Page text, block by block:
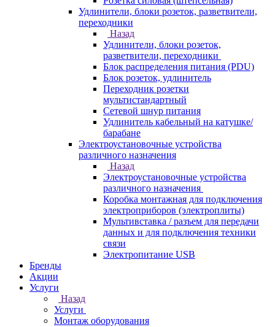
Удлинители, блоки розеток, разветвители,
переходники
Назад
Удлинители, блоки розеток,
разветвители, переходники
Блок распределения питания (PDU)
Блок розеток, удлинитель
Переходник розетки
мультистандартный
Сетевой шнур питания
Удлинитель кабельный на катушке/
барабане
Электроустановочные устройства
различного назначения
Назад
Электроустановочные устройства
различного назначения
Коробка монтажная для подключения
электроприборов (электроплиты)
Мультивставка / разъем для передачи
данных и для подключения техники
связи
Электропитание USB
Бренды
Акции
Услуги
Назад
Услуги
Монтаж оборудования